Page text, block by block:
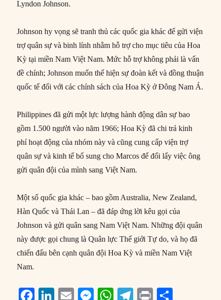
Lyndon Johnson.
Johnson hy vọng sẽ tranh thủ các quốc gia khác để gửi viện
trợ quân sự và binh lính nhằm hỗ trợ cho mục tiêu của Hoa
Kỳ tại miền Nam Việt Nam. Mức hỗ trợ không phải là vấn
đề chính; Johnson muốn thể hiện sự đoàn kết và đồng thuận
quốc tế đối với các chính sách của Hoa Kỳ ở Đông Nam Á.
Philippines đã gửi một lực lượng hành động dân sự bao
gồm 1.500 người vào năm 1966; Hoa Kỳ đã chi trả kinh
phí hoạt động của nhóm này và cũng cung cấp viện trợ
quân sự và kinh tế bổ sung cho Marcos để đổi lấy việc ông
gửi quân đội của mình sang Việt Nam.
Một số quốc gia khác – bao gồm Australia, New Zealand,
Hàn Quốc và Thái Lan – đã đáp ứng lời kêu gọi của
Johnson và gửi quân sang Nam Việt Nam. Những đội quân
này được gọi chung là Quân lực Thế giới Tự do, và họ đã
chiến đấu bên cạnh quân đội Hoa Kỳ và miền Nam Việt
Nam.
F
Li E
M W T
P